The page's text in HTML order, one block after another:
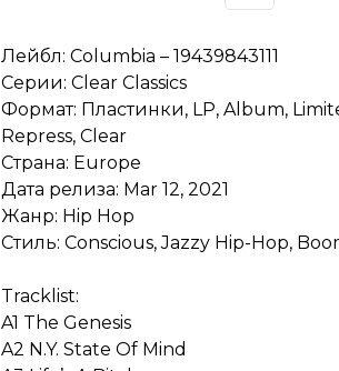
Лейбл: Columbia – 19439843111
Серии: Clear Classics
Формат: Пластинки, LP, Album,
Repress, Clear
Страна: Europe
Дата релиза: Mar 12, 2021
Жанр: Hip Hop
Стиль: Conscious, Jazzy Hip-Hop,
Tracklist:
A1 The Genesis
A2 N.Y. State Of Mind